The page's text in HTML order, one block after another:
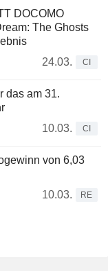
DOCOMO
The Ghosts
24.03.
CI
das am 31.
10.03.
CI
von 6,03
10.03.
RE